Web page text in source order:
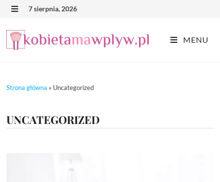
Skip
content
7 sierpnia, 2026
MENU
Strona główna » Uncategorized
UNCATEGORIZED